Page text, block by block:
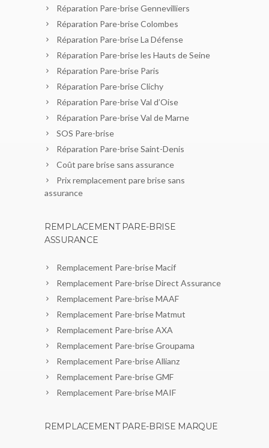
Réparation Pare-brise Gennevilliers
Réparation Pare-brise Colombes
Réparation Pare-brise La Défense
Réparation Pare-brise les Hauts de Seine
Réparation Pare-brise Paris
Réparation Pare-brise Clichy
Réparation Pare-brise Val d’Oise
Réparation Pare-brise Val de Marne
SOS Pare-brise
Réparation Pare-brise Saint-Denis
Coût pare brise sans assurance
Prix remplacement pare brise sans
assurance
REMPLACEMENT PARE-BRISE
ASSURANCE
Remplacement Pare-brise Macif
Remplacement Pare-brise Direct Assurance
Remplacement Pare-brise MAAF
Remplacement Pare-brise Matmut
Remplacement Pare-brise AXA
Remplacement Pare-brise Groupama
Remplacement Pare-brise Allianz
Remplacement Pare-brise GMF
Remplacement Pare-brise MAIF
REMPLACEMENT PARE-BRISE MARQUE